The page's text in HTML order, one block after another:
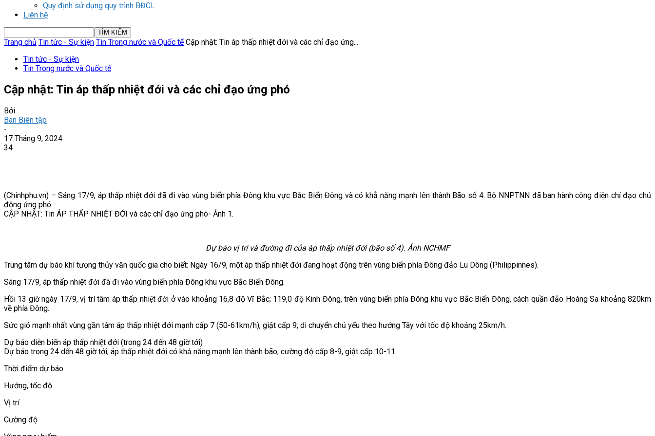
Quy định sử dụng quy trình BĐCL
Liên hệ
Trang chủ Tin tức - Sự kiện Tin Trong nước và Quốc tế Cập nhật: Tin áp thấp nhiệt đới và các chỉ đạo ứng...
Tin tức - Sự kiện
Tin Trong nước và Quốc tế
Cập nhật: Tin áp thấp nhiệt đới và các chỉ đạo ứng phó
Bởi
Ban Biên tập
-
17 Tháng 9, 2024
34
(Chinhphu.vn) – Sáng 17/9, áp thấp nhiệt đới đã đi vào vùng biển phía Đông khu vực Bắc Biển Đông và có khẳ năng mạnh lên thành Bão số 4. Bộ NNPTNN đã ban hành công điện chỉ đạo chủ
động ứng phó.
CẬP NHẬT: Tin ÁP THẤP NHIỆT ĐỚI và các chỉ đạo ứng phó- Ảnh 1.
Dự báo vị trí và đường đi của áp thấp nhiệt đới (bão số 4). Ảnh NCHMF
Trung tâm dự báo khí tượng thủy văn quốc gia cho biết: Ngày 16/9, một áp thấp nhiệt đới đang hoạt động trên vùng biển phía Đông đảo Lu Dông (Philippinnes).
Sáng 17/9, áp thấp nhiệt đới đã đi vào vùng biển phía Đông khu vực Bắc Biển Đông.
Hồi 13 giờ ngày 17/9, vị trí tâm áp thấp nhiệt đới ở vào khoảng 16,8 độ Vĩ Bắc; 119,0 độ Kinh Đông, trên vùng biển phía Đông khu vực Bắc Biển Đông, cách quần đảo Hoàng Sa khoảng 820km
về phía Đông.
Sức gió mạnh nhất vùng gần tâm áp thấp nhiệt đới mạnh cấp 7 (50-61km/h), giật cấp 9; di chuyển chủ yếu theo hướng Tây với tốc độ khoảng 25km/h.
Dự báo diễn biến áp thấp nhiệt đới (trong 24 đến 48 giờ tới)
Dự báo trong 24 dến 48 giờ tới, áp thấp nhiệt đới có khả năng mạnh lên thành bão, cường độ cấp 8-9, giật cấp 10-11.
Thời điểm dự báo
Hướng, tốc độ
Vị trí
Cường độ